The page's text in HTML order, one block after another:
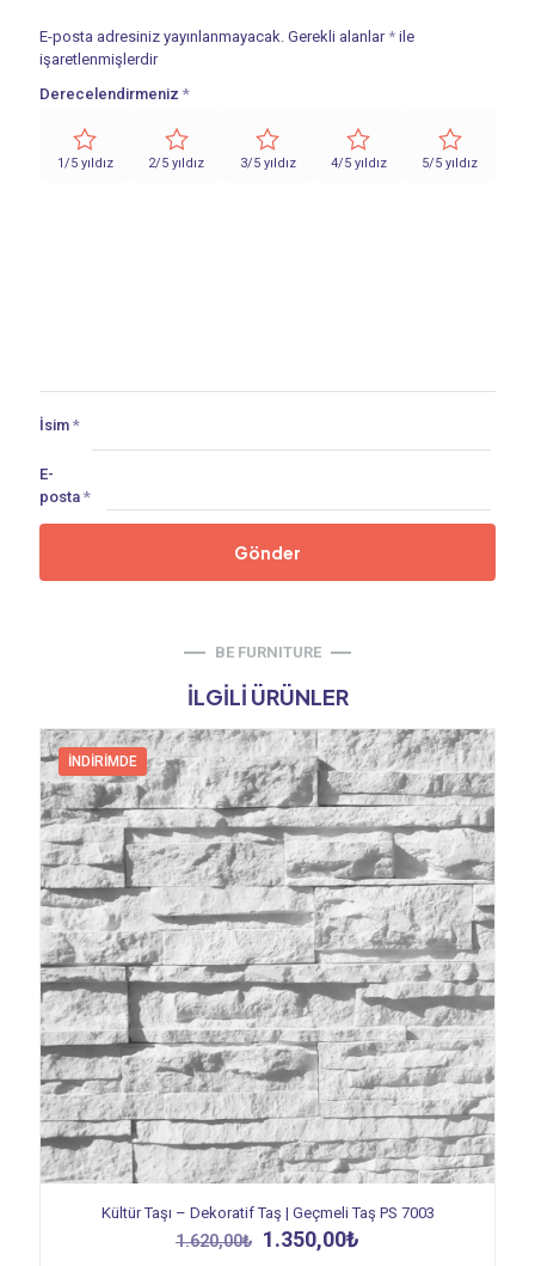
E-posta adresiniz yayınlanmayacak. Gerekli alanlar * ile
işaretlenmişlerdir
Derecelendirmeniz *
1/5 yıldız 2/5 yıldız 3/5 yıldız 4/5 yıldız 5/5 yıldız
İsim *
E-
posta *
BE FURNITURE
İLGILI ÜRÜNLER
İNDIRIMDE
Kültür Taşı – Dekoratif Taş | Geçmeli Taş PS 7003
1.620,00₺ Orijinal
1.350,00₺